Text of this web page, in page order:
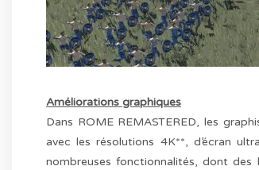
Améliorations graphiques
Dans ROME REMASTERED, les
avec les résolutions 4K**, d’écran
nombreuses fonctionnalités, dont des